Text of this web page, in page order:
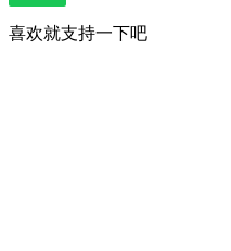
喜欢就支持一下吧